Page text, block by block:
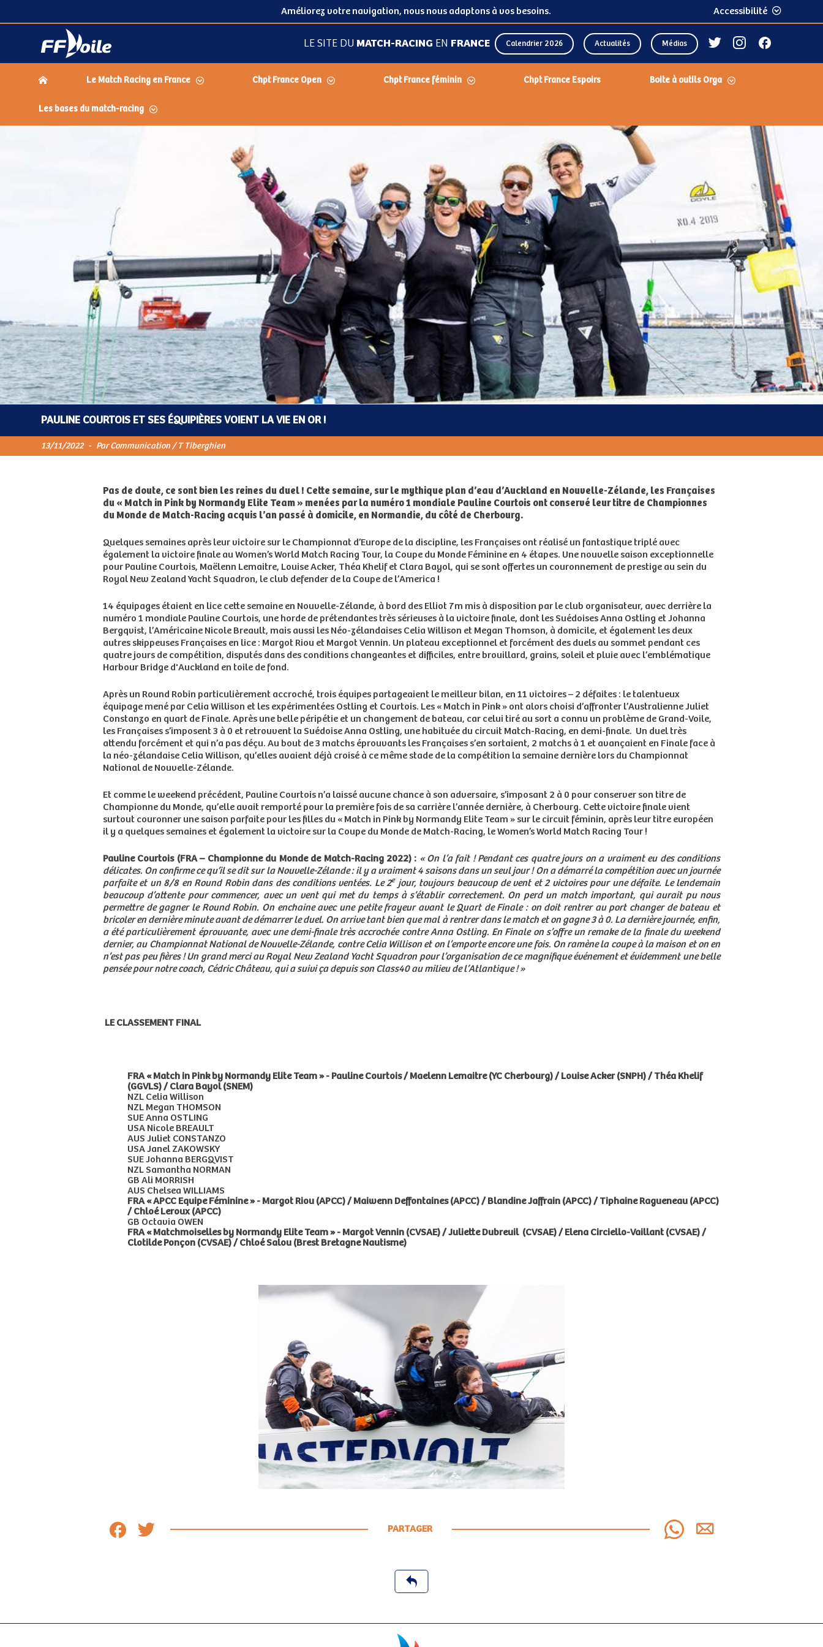
Améliorez votre navigation, nous nous adaptons à vos besoins. Accessibilité
LE SITE DU MATCH-RACING EN FRANCE Calendrier 2026 Actualités Médias
Le Match Racing en France Chpt France Open Chpt France féminin Chpt France Espoirs Boite à outils Orga
Les bases du match-racing
PAULINE COURTOIS ET SES ÉQUIPIÈRES VOIENT LA VIE EN OR !
13/11/2022 - Par Communication / T Tiberghien
Pas de doute, ce sont bien les reines du duel ! Cette semaine, sur le mythique plan d’eau d’Auckland en Nouvelle-Zélande, les Françaises
du « Match in Pink by Normandy Elite Team » menées par la numéro 1 mondiale Pauline Courtois ont conservé leur titre de Championnes
du Monde de Match-Racing acquis l’an passé à domicile, en Normandie, du côté de Cherbourg.
Quelques semaines après leur victoire sur le Championnat d’Europe de la discipline, les Françaises ont réalisé un fantastique triplé avec
également la victoire finale au Women’s World Match Racing Tour, la Coupe du Monde Féminine en 4 étapes. Une nouvelle saison exceptionnelle
pour Pauline Courtois, Maëlenn Lemaitre, Louise Acker, Théa Khelif et Clara Bayol, qui se sont offertes un couronnement de prestige au sein du
Royal New Zealand Yacht Squadron, le club defender de la Coupe de l’America !
14 équipages étaient en lice cette semaine en Nouvelle-Zélande, à bord des Elliot 7m mis à disposition par le club organisateur, avec derrière la
numéro 1 mondiale Pauline Courtois, une horde de prétendantes très sérieuses à la victoire finale, dont les Suédoises Anna Ostling et Johanna
Bergqvist, l’Américaine Nicole Breault, mais aussi les Néo-zélandaises Celia Willison et Megan Thomson, à domicile, et également les deux
autres skippeuses Françaises en lice : Margot Riou et Margot Vennin. Un plateau exceptionnel et forcément des duels au sommet pendant ces
quatre jours de compétition, disputés dans des conditions changeantes et difficiles, entre brouillard, grains, soleil et pluie avec l’emblématique
Harbour Bridge d'Auckland en toile de fond.
Après un Round Robin particulièrement accroché, trois équipes partageaient le meilleur bilan, en 11 victoires – 2 défaites : le talentueux
équipage mené par Celia Willison et les expérimentées Ostling et Courtois. Les « Match in Pink » ont alors choisi d’affronter l’Australienne Juliet
Constanzo en quart de Finale. Après une belle péripétie et un changement de bateau, car celui tiré au sort a connu un problème de Grand-Voile,
les Françaises s’imposent 3 à 0 et retrouvent la Suédoise Anna Ostling, une habituée du circuit Match-Racing, en demi-finale. Un duel très
attendu forcément et qui n’a pas déçu. Au bout de 3 matchs éprouvants les Françaises s’en sortaient, 2 matchs à 1 et avançaient en Finale face à
la néo-zélandaise Celia Willison, qu’elles avaient déjà croisé à ce même stade de la compétition la semaine dernière lors du Championnat
National de Nouvelle-Zélande.
Et comme le weekend précédent, Pauline Courtois n’a laissé aucune chance à son adversaire, s’imposant 2 à 0 pour conserver son titre de
Championne du Monde, qu’elle avait remporté pour la première fois de sa carrière l’année dernière, à Cherbourg. Cette victoire finale vient
surtout couronner une saison parfaite pour les filles du « Match in Pink by Normandy Elite Team » sur le circuit féminin, après leur titre européen
il y a quelques semaines et également la victoire sur la Coupe du Monde de Match-Racing, le Women’s World Match Racing Tour !
Pauline Courtois (FRA – Championne du Monde de Match-Racing 2022) : « On l’a fait ! Pendant ces quatre jours on a vraiment eu des conditions
délicates. On confirme ce qu’il se dit sur la Nouvelle-Zélande : il y a vraiment 4 saisons dans un seul jour ! On a démarré la compétition avec un journée
parfaite et un 8/8 en Round Robin dans des conditions ventées. Le 2ejour, toujours beaucoup de vent et 2 victoires pour une défaite. Le lendemain
beaucoup d’attente pour commencer, avec un vent qui met du temps à s’établir correctement. On perd un match important, qui aurait pu nous
permettre de gagner le Round Robin. On enchaine avec une petite frayeur avant le Quart de Finale : on doit rentrer au port changer de bateau et
bricoler en dernière minute avant de démarrer le duel. On arrive tant bien que mal à rentrer dans le match et on gagne 3 à 0. La dernière journée, enfin,
a été particulièrement éprouvante, avec une demi-finale très accrochée contre Anna Ostling. En Finale on s’offre un remake de la finale du weekend
dernier, au Championnat National de Nouvelle-Zélande, contre Celia Willison et on l’emporte encore une fois. On ramène la coupe à la maison et on en
n’est pas peu fières ! Un grand merci au Royal New Zealand Yacht Squadron pour l’organisation de ce magnifique événement et évidemment une belle
pensée pour notre coach, Cédric Château, qui a suivi ça depuis son Class40 au milieu de l’Atlantique ! »
LE CLASSEMENT FINAL
FRA « Match in Pink by Normandy Elite Team » - Pauline Courtois / Maelenn Lemaitre (YC Cherbourg) / Louise Acker (SNPH) / Théa Khelif
(GGVLS) / Clara Bayol (SNEM)
NZL Celia Willison
NZL Megan THOMSON
SUE Anna OSTLING
USA Nicole BREAULT
AUS Juliet CONSTANZO
USA Janel ZAKOWSKY
SUE Johanna BERGQVIST
NZL Samantha NORMAN
GB Ali MORRISH
AUS Chelsea WILLIAMS
FRA « APCC Equipe Féminine » - Margot Riou (APCC) / Maiwenn Deffontaines (APCC) / Blandine Jaffrain (APCC) / Tiphaine Ragueneau (APCC)
/ Chloé Leroux (APCC)
GB Octavia OWEN
FRA « Matchmoiselles by Normandy Elite Team » - Margot Vennin (CVSAE) / Juliette Dubreuil (CVSAE) / Elena Circiello-Vaillant (CVSAE) /
Clotilde Ponçon (CVSAE) / Chloé Salou (Brest Bretagne Nautisme)
PARTAGER